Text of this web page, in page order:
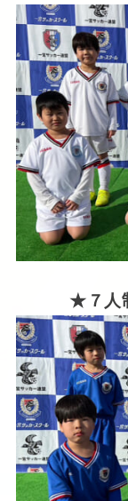
★７人